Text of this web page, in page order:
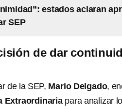
estados aclaran
SEP
de dar
de la SEP, Mario Delgado,
Extraordinariapara analizar